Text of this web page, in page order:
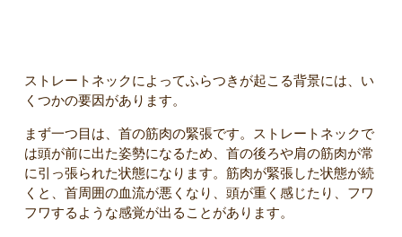
ストレートネックによってふらつきが起こる背景には、い
くつかの要因があります。
まず一つ目は、首の筋肉の緊張です。ストレートネックで
は頭が前に出た姿勢になるため、首の後ろや肩の筋肉が常
に引っ張られた状態になります。筋肉が緊張した状態が続
くと、首周囲の血流が悪くなり、頭が重く感じたり、フワ
フワするような感覚が出ることがあります。